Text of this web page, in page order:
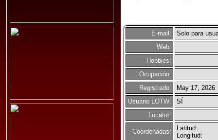
E-mail:
Solo para
Web:
Hobbies:
Ocupación:
Registrado:
May 17, 2026
Usuario LOTW:
SÍ
Locator:
Coordenadas:
Latitud:
Longitud: